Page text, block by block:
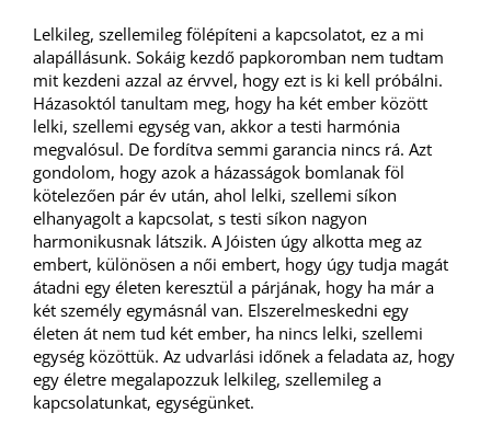
Lelkileg, szellemileg fölépíteni a kapcsolatot, ez a mi
alapállásunk. Sokáig kezdő papkoromban nem tudtam
mit kezdeni azzal az érvvel, hogy ezt is ki kell próbálni.
Házasoktól tanultam meg, hogy ha két ember között
lelki, szellemi egység van, akkor a testi harmónia
megvalósul. De fordítva semmi garancia nincs rá. Azt
gondolom, hogy azok a házasságok bomlanak föl
kötelezően pár év után, ahol lelki, szellemi síkon
elhanyagolt a kapcsolat, s testi síkon nagyon
harmonikusnak látszik. A Jóisten úgy alkotta meg az
embert, különösen a női embert, hogy úgy tudja magát
átadni egy életen keresztül a párjának, hogy ha már a
két személy egymásnál van. Elszerelmeskedni egy
életen át nem tud két ember, ha nincs lelki, szellemi
egység közöttük. Az udvarlási időnek a feladata az, hogy
egy életre megalapozzuk lelkileg, szellemileg a
kapcsolatunkat, egységünket.